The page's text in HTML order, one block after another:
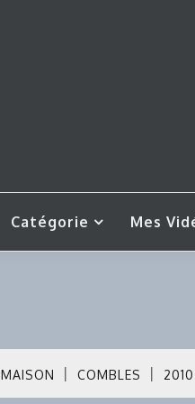
Catégorie Mes
MAISON COMBLES 2010